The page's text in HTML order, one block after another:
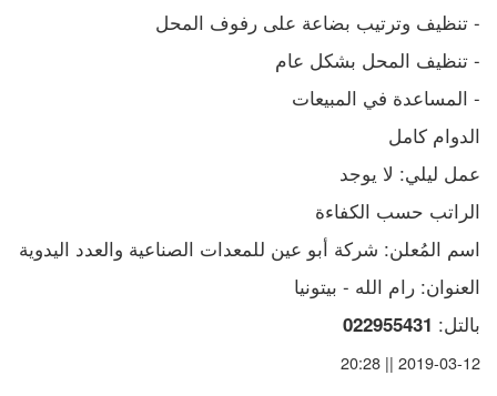
- تنظيف وترتيب بضاعة على رفوف المحل
- تنظيف المحل بشكل عام
- المساعدة في المبيعات
الدوام كامل
عمل ليلي: لا يوجد
الراتب حسب الكفاءة
اسم المُعلن: شركة أبو عين للمعدات الصناعية والعدد اليدوية
العنوان: رام الله - بيتونيا
بالتل: 022955431
2019-03-12 || 20:28